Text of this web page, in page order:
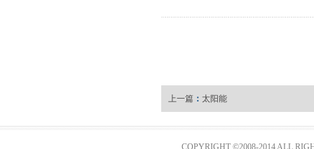
上一篇 ： 太阳能
COPYRIGHT ©2008-2014 ALL